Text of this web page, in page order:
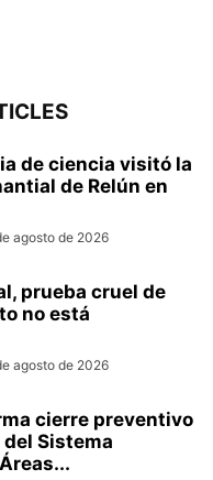
de ciencia visitó la
de Relún en
agosto de 2026
prueba cruel de
no está
agosto de 2026
cierre preventivo
Sistema